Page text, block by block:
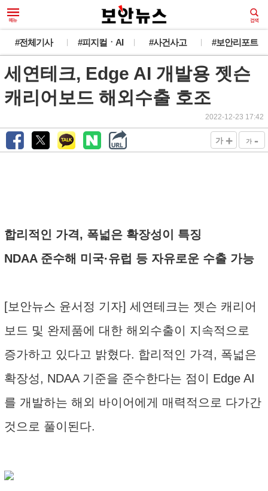
#전체기사 #피지컬ㆍAI #사건사고 #보안리포트
세연테크, Edge AI 개발용 젯슨
캐리어보드 해외수출 호조
2022-12-23 17:42
가 + 가 -
합리적인 가격, 폭넓은 확장성이 특징
NDAA 준수해 미국·유럽 등 자유로운 수출 가능
[보안뉴스 윤서정 기자] 세연테크는 젯슨 캐리어
보드 및 완제품에 대한 해외수출이 지속적으로
증가하고 있다고 밝혔다. 합리적인 가격, 폭넓은
확장성, NDAA 기준을 준수한다는 점이 Edge AI
를 개발하는 해외 바이어에게 매력적으로 다가간
것으로 풀이된다.